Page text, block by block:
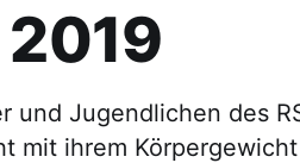
und Jugendlichen des
mit ihrem